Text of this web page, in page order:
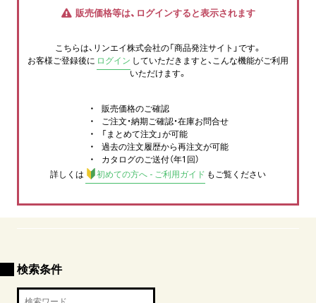
販売価格等は、ログインすると表示されます
こちらは、リンエイ株式会社の「商品発注サイト」です。
お客様ご登録後に ログイン していただきますと、こんな機能がご利用
いただけます。
販売価格のご確認
ご注文・納期ご確認・在庫お問合せ
「まとめて注文」が可能
過去の注文履歴から再注文が可能
カタログのご送付（年1回）
詳しくは
初めての方へ - ご利用ガイド もご覧ください
検索条件